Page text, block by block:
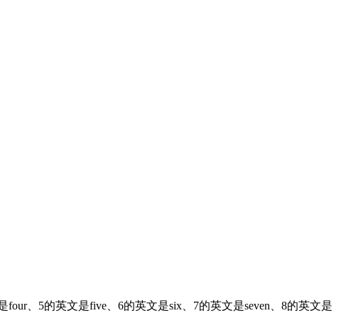
、5的英文是five、6的英文是six、7的英文是seven、8的英文是